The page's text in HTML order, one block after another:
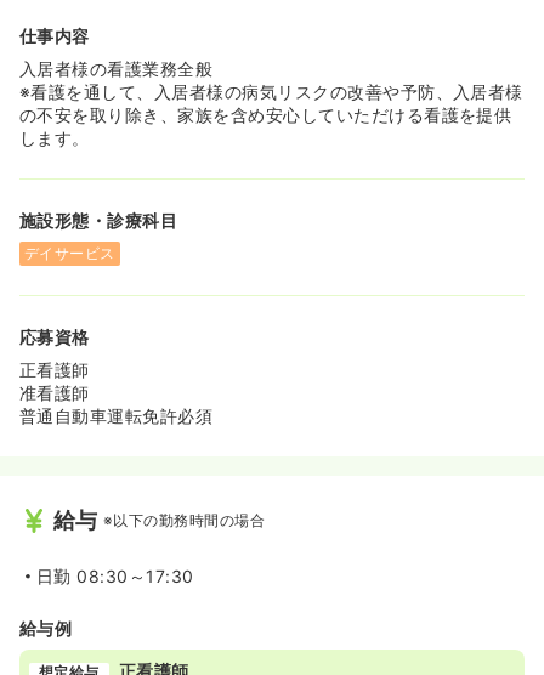
仕事内容
入居者様の看護業務全般
※看護を通して、入居者様の病気リスクの改善や予防、入居者様
の不安を取り除き、家族を含め安心していただける看護を提供
します。
施設形態・診療科目
デイサービス
応募資格
正看護師
准看護師
普通自動車運転免許必須
給与 ※以下の勤務時間の場合
日勤 08:30～17:30
給与例
正看護師